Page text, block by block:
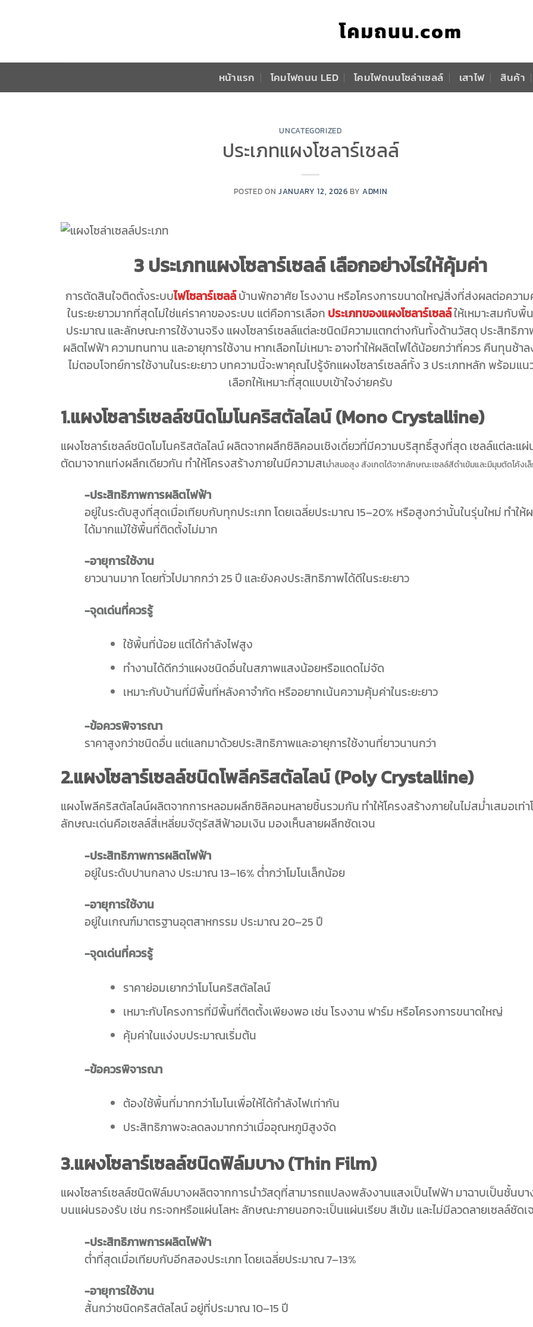
หน้าแรก โคมไฟถนน LED โคมไฟถนนโซล่าเซลล์ เสาไฟ สินค้า
UNCATEGORIZED
ประเภทแผงโซลาร์เซลล์
POSTED ONJANUARY 12, 2026 BYADMIN
3ประเภทแผงโซลาร์เซลล์ เลือกอย่างไรให้คุ้มค่า
การตัดสินใจติดตั้งระบบไฟโซลาร์เซลล์บ้านพักอาศัย โรงงาน หรือโครงการขนาดใหญ่สิ่งที่ส่งผลต่อควา
ในระยะยาวมากที่สุดไม่ใช่แค่ราคาของระบบ แต่คือการเลือก ประเภทของแผงโซลาร์เซลล์ให้เหมาะสมกับพื้
ประมาณ และลักษณะการใช้งานจริง แผงโซลาร์เซลล์แต่ละชนิดมีความแตกต่างกันทั้งด้านวัสดุ ประสิทธิภ
ผลิตไฟฟ้า ความทนทาน และอายุการใช้งาน หากเลือกไม่เหมาะ อาจทำให้ผลิตไฟได้น้อยกว่าที่ควร คืนทุนช้า
ไม่ตอบโจทย์การใช้งานในระยะยาว บทความนี้จะพาคุณไปรู้จักแผงโซลาร์เซลล์ทั้ง 3 ประเภทหลัก พร้อมแน
เลือกให้เหมาะที่สุดแบบเข้าใจง่ายครับ
1.แผงโซลาร์เซลล์ชนิดโมโนคริสตัลไลน์ (Mono Crystalline)
แผงโซลาร์เซลล์ชนิดโมโนคริสตัลไลน์ ผลิตจากผลึกซิลิคอนเชิงเดี่ยวที่มีความบริสุทธิ์สูงที่สุด เซลล์แต่ละแผ่
ตัดมาจากแท่งผลึกเดียวกัน ทำให้โครงสร้างภายในมีความสเม่ำสมอสูง สังเกตได้จากลักษณะเซลล์สีดำเข้มและมีมุมตัดโค้งเ
-ประสิทธิภาพการผลิตไฟฟ้า
อยู่ในระดับสูงที่สุดเมื่อเทียบกับทุกประเภท โดยเฉลี่ยประมาณ 15–20% หรือสูงกว่านั้นในรุ่นใหม่ ทำให้
ได้มากแม้ใช้พื้นที่ติดตั้งไม่มาก
-อายุการใช้งาน
ยาวนานมาก โดยทั่วไปมากกว่า 25 ปี และยังคงประสิทธิภาพได้ดีในระยะยาว
-จุดเด่นที่ควรรู้
ใช้พื้นที่น้อย แต่ได้กำลังไฟสูง
ทำงานได้ดีกว่าแผงชนิดอื่นในสภาพแสงน้อยหรือแดดไม่จัด
เหมาะกับบ้านที่มีพื้นที่หลังคาจำกัด หรืออยากเน้นความคุ้มค่าในระยะยาว
-ข้อควรพิจารณา
ราคาสูงกว่าชนิดอื่น แต่แลกมาด้วยประสิทธิภาพและอายุการใช้งานที่ยาวนานกว่า
2.แผงโซลาร์เซลล์ชนิดโพลีคริสตัลไลน์ (Poly Crystalline)
แผงโพลีคริสตัลไลน์ผลิตจากการหลอมผลึกซิลิคอนหลายชิ้นรวมกัน ทำให้โครงสร้างภายในไม่สม่ำเสมอเท่า
ลักษณะเด่นคือเซลล์สี่เหลี่ยมจัตุรัสสีฟ้าอมเงิน มองเห็นลายผลึกชัดเจน
-ประสิทธิภาพการผลิตไฟฟ้า
อยู่ในระดับปานกลาง ประมาณ 13–16% ต่ำกว่าโมโนเล็กน้อย
-อายุการใช้งาน
อยู่ในเกณฑ์มาตรฐานอุตสาหกรรม ประมาณ 20–25 ปี
-จุดเด่นที่ควรรู้
ราคาย่อมเยากว่าโมโนคริสตัลไลน์
เหมาะกับโครงการที่มีพื้นที่ติดตั้งเพียงพอ เช่น โรงงาน ฟาร์ม หรือโครงการขนาดใหญ่
คุ้มค่าในแง่งบประมาณเริ่มต้น
-ข้อควรพิจารณา
ต้องใช้พื้นที่มากกว่าโมโนเพื่อให้ได้กำลังไฟเท่ากัน
ประสิทธิภาพจะลดลงมากกว่าเมื่ออุณหภูมิสูงจัด
3.แผงโซลาร์เซลล์ชนิดฟิล์มบาง (Thin Film)
แผงโซลาร์เซลล์ชนิดฟิล์มบางผลิตจากการนำวัสดุที่สามารถแปลงพลังงานแสงเป็นไฟฟ้า มาฉาบเป็นชั้นบา
บนแผ่นรองรับ เช่น กระจกหรือแผ่นโลหะ ลักษณะภายนอกจะเป็นแผ่นเรียบ สีเข้ม และไม่มีลวดลายเซลล์ชัดเ
-ประสิทธิภาพการผลิตไฟฟ้า
ต่ำที่สุดเมื่อเทียบกับอีกสองประเภท โดยเฉลี่ยประมาณ 7–13%
-อายุการใช้งาน
สั้นกว่าชนิดคริสตัลไลน์ อยู่ที่ประมาณ 10–15 ปี